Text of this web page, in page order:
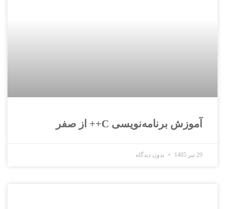
آموزش برنامه‌نویسی C++ از صفر
29 تیر 1405 بدون دیدگاه